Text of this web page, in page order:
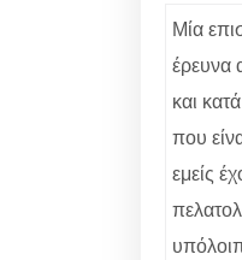
Μία
έρευνα
και
που
εμείς